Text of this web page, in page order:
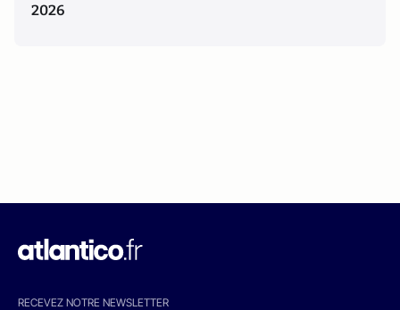
2026
RECEVEZ NOTRE NEWSLETTER